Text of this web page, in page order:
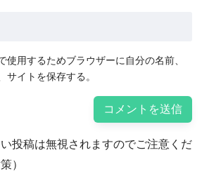
使用するためブラウザーに自分の名前、
サイトを保存する。
投稿は無視されますのでご注意くだ
）